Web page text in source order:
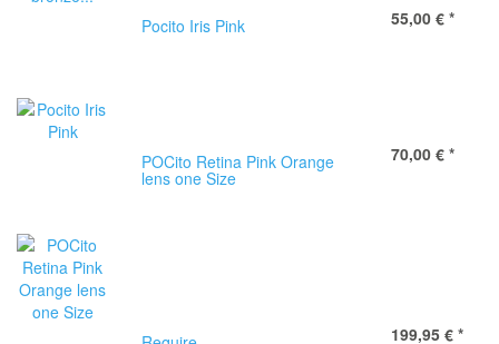
Pocito Iris Pink 55,00 € *
POCito Retina Pink Orange
lens one Size
70,00 € *
199,95 € *